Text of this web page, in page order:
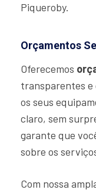
Piqueroby.
Orçamentos
Oferecemos
transparentes e
os seus
claro, sem
garante que
sobre os
Com nossa